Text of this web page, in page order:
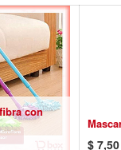
con
$ 7,50